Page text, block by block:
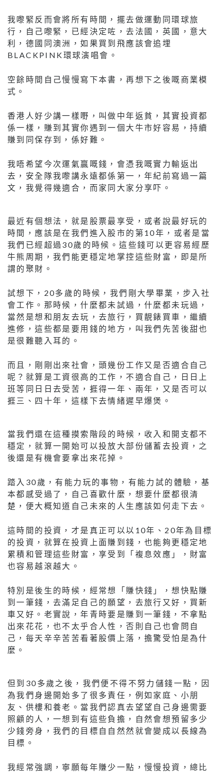
我嚟緊反而會將所有時間，擺去做運動同環球旅
行，自己嚟緊，已經決定咗，去法國，英國，意大
利，德國同澳洲，如果買到飛應該會追埋
BLACKPINK環球演唱會。
空餘時間自己慢慢寫下本書，再想下之後嘅商業模
式。
香港人好少講一樣嘢，叫做中年返貧，其實投資都
係一樣，賺到其實你遇到一個大牛市好容易，持續
賺到同保存到，係好難。
我唔希望今次運氣贏嘅錢，會憑我嘅實力輸返出
去，安全隊我嚟講永遠都係第一，年紀前寫過一篇
文，我覺得幾適合，而家同大家分享吓。
最近有個想法，就是股票最享受，或者說最好玩的
時間，應該是在我們進入股市的第10年，或者是當
我們已經超過30歲的時候。這些錢可以更容易經歷
牛熊周期，我們能更穩定地掌控這些財富，即是所
謂的聚財。
試想下，20多歲的時候，我們剛大學畢業，步入社
會工作。那時候，什麼都未試過，什麼都未玩過，
當然是想和朋友去玩，去旅行，買靚錶買車，繼續
進修，這些都是要用錢的地方，叫我們先苦後甜也
是很難聽入耳的。
而且，剛剛出來社會，頭幾份工作又是否適合自己
呢？就算是工資很高的工作，不適合自己，日日上
班等同日日去受苦，捱得一年、兩年，又是否可以
捱三、四十年，這樣下去情緒遲早爆煲。
當我們還在這種摸索階段的時候，收入和開支都不
穩定，就算一開始可以投放大部份儲蓄去投資，之
後還是有機會要拿出來花掉。
踏入30歲，有能力玩的事物，有能力試的體驗，基
本都感受過了，自己喜歡什麼，想要什麼都很清
楚，便大概知道自己未來的人生應該如何走下去。
這時間的投資，才是真正可以以10年、20年為目標
的投資，就算在投資上面賺到錢，也能夠更穩定地
累積和管理這些財富，享受到「複息效應」，財富
也容易越滾越大。
特別是後生的時候，經常想「賺快錢」，想快點賺
到一筆錢，去滿足自己的願望，去旅行又好，買新
車又好。老實說，年青時要是賺到一筆錢，不拿點
出來花花，也不太乎合人性，否則自己也會問自
己，每天辛辛苦苦看著股價上落，擔驚受怕是為什
麼。
但到30多歲之後，我們便不得不努力儲錢一點，因
為我們身邊開始多了很多責任，例如家庭、小朋
友、供樓和養老。當我們認真去望望自己身邊需要
照顧的人，一想到有這些負擔，自然會想預留多少
少錢旁身，我們的目標自自然然就會變成以長線為
目標。
我經常強調，寧願每年賺少一點，慢慢投資，總比